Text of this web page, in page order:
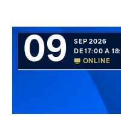
09
SEP 2026
DE 17:00 A
ONLINE